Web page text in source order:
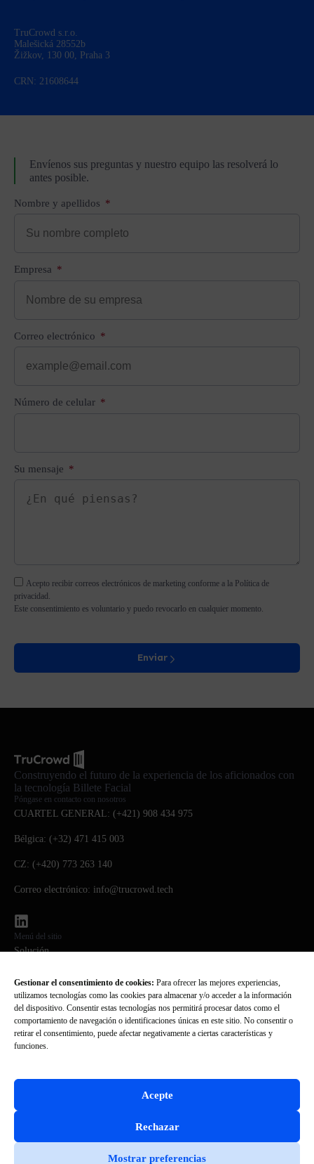
Gestionar el consentimiento de cookies: Para ofrecer las mejores experiencias,
utilizamos tecnologías como las cookies para almacenar y/o acceder a la información
del dispositivo. Consentir estas tecnologías nos permitirá procesar datos como el
comportamiento de navegación o identificaciones únicas en este sitio. No consentir o
retirar el consentimiento, puede afectar negativamente a ciertas características y
funciones.
Acepte
Rechazar
Mostrar preferencias
TruCrowd s.r.o.
Malešická 28552b
Žižkov, 130 00, Praha 3
CRN: 21608644
Envíenos sus preguntas y nuestro equipo las resolverá lo
antes posible.
Nombre y apellidos
Empresa
Correo electrónico
Número de celular
Su mensaje
Acepto recibir correos electrónicos de marketing conforme a la Política de
privacidad.
Este consentimiento es voluntario y puedo revocarlo en cualquier momento.
Enviar
Construyendo el futuro de la experiencia de los aficionados con
la tecnología Billete Facial
Menú del sitio
Solución
Quiénes somos
PREGUNTAS FRECUENTES
Noticias
Póngase en contacto con nosotros
CUARTEL GENERAL: (+421) 908 434 975
Bélgica: (+32) 471 415 003
CZ: (+420) 773 263 140
Correo electrónico: info@trucrowd.tech
All Rights Reserved © TruCrowd 2026. Web